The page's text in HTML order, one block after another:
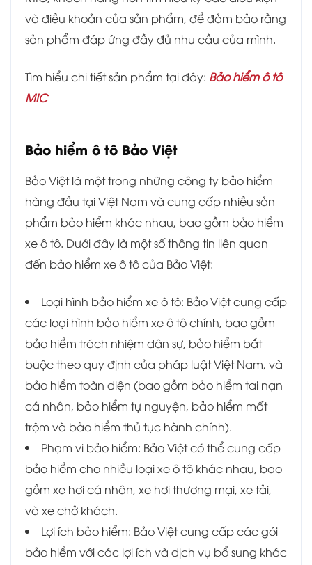
và điều khoản của sản phẩm, để đảm bảo rằng
sản phẩm đáp ứng đầy đủ nhu cầu của mình.
Tìm hiểu chi tiết sản phẩm tại đây: Bảo hiểm ô tô
MIC
Bảo hiểm ô tô Bảo Việt
Bảo Việt là một trong những công ty bảo hiểm
hàng đầu tại Việt Nam và cung cấp nhiều sản
phẩm bảo hiểm khác nhau, bao gồm bảo hiểm
xe ô tô. Dưới đây là một số thông tin liên quan
đến bảo hiểm xe ô tô của Bảo Việt:
Loại hình bảo hiểm xe ô tô: Bảo Việt cung cấp
các loại hình bảo hiểm xe ô tô chính, bao gồm
bảo hiểm trách nhiệm dân sự, bảo hiểm bắt
buộc theo quy định của pháp luật Việt Nam, và
bảo hiểm toàn diện (bao gồm bảo hiểm tai nạn
cá nhân, bảo hiểm tự nguyện, bảo hiểm mất
trộm và bảo hiểm thủ tục hành chính).
Phạm vi bảo hiểm: Bảo Việt có thể cung cấp
bảo hiểm cho nhiều loại xe ô tô khác nhau, bao
gồm xe hơi cá nhân, xe hơi thương mại, xe tải,
và xe chở khách.
Lợi ích bảo hiểm: Bảo Việt cung cấp các gói
bảo hiểm với các lợi ích và dịch vụ bổ sung khác